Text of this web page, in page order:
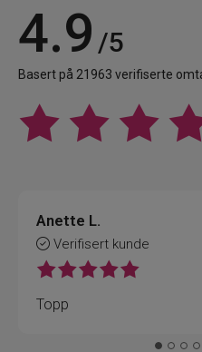
4.9 /5
Basert på 21963 verifiserte
Anette L.
Verifisert kunde
Topp